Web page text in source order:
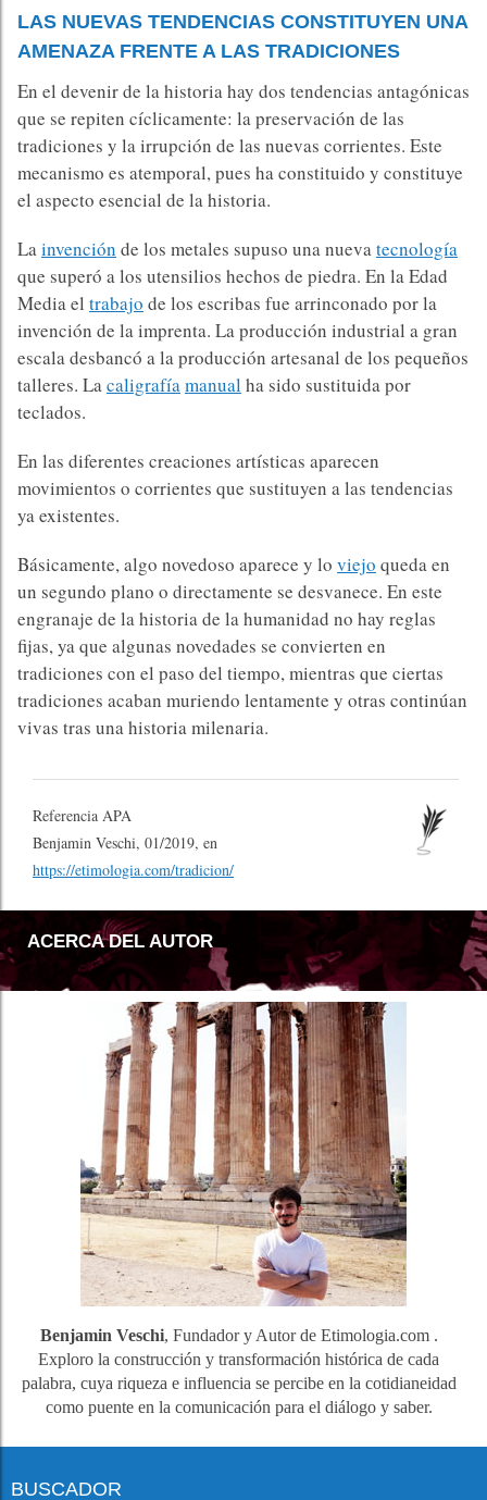
LAS NUEVAS TENDENCIAS CONSTITUYEN UNA
AMENAZA FRENTE A LAS TRADICIONES
En el devenir de la historia hay dos tendencias antagónicas
que se repiten cíclicamente: la preservación de las
tradiciones y la irrupción de las nuevas corrientes. Este
mecanismo es atemporal, pues ha constituido y constituye
el aspecto esencial de la historia.
Lainvención de los metales supuso una nuevatecnología
que superó a los utensilios hechos de piedra. En la Edad
Media el trabajo de los escribas fue arrinconado por la
invención de la imprenta. La producción industrial a gran
escala desbancó a la producción artesanal de los pequeños
talleres. Lacaligrafíamanual ha sido sustituida por
teclados.
En las diferentes creaciones artísticas aparecen
movimientos o corrientes que sustituyen a las tendencias
ya existentes.
Básicamente, algo novedoso aparece y lo viejo queda en
un segundo plano o directamente se desvanece. En este
engranaje de la historia de la humanidad no hay reglas
fijas, ya que algunas novedades se convierten en
tradiciones con el paso del tiempo, mientras que ciertas
tradiciones acaban muriendo lentamente y otras continúan
vivas tras una historia milenaria.
Referencia APA
Benjamin Veschi, 01/2019, en
https://etimologia.com/tradicion/
ACERCA DEL AUTOR
Benjamin Veschi, Fundador y Autor de Etimologia.com .
Exploro la construcción y transformación histórica de cada
palabra, cuya riqueza e influencia se percibe en la cotidianeidad
como puente en la comunicación para el diálogo y saber.
BUSCADOR